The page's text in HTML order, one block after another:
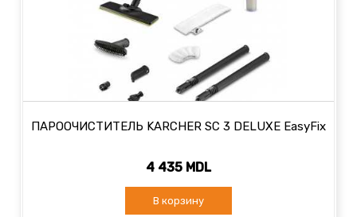
ПАРООЧИСТИТЕЛЬ KARCHER SC 3 DELUXE EasyFix
4 435 MDL
В корзину